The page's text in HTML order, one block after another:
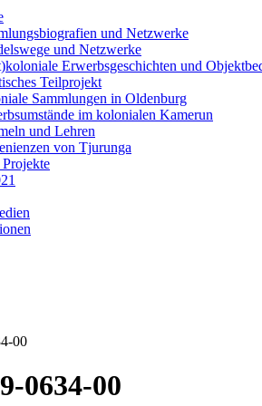
und Netzwerke
und Netzwerke
Erwerbsgeschichten und
Teilprojekt
Sammlungen in Oldenburg
im kolonialen Kamerun
und Lehren
von Tjurunga
00
0634-00